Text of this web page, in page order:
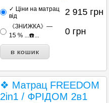
✓ Ціни на матрац
від
2 915 грн
《ЗНИЖКА》—
15 % ...☎️...
0 грн
❖ Матрац FREEDOM
2in1 / ФРІДОМ 2в1